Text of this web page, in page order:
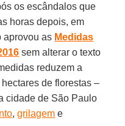
os escândalos que
horas depois, em
aprovou as Medidas
sem alterar o texto
reduzem a
de florestas –
cidade de São Paulo
,grilagem e